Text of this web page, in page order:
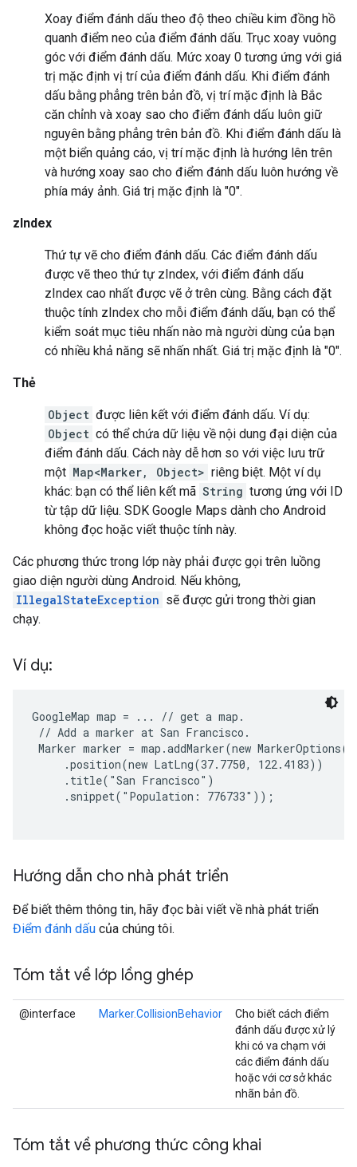
Xoay điểm đánh dấu theo độ theo chiều kim đồng hồ
quanh điểm neo của điểm đánh dấu. Trục xoay vuông
góc với điểm đánh dấu. Mức xoay 0 tương ứng với giá
trị mặc định vị trí của điểm đánh dấu. Khi điểm đánh
dấu bằng phẳng trên bản đồ, vị trí mặc định là Bắc
căn chỉnh và xoay sao cho điểm đánh dấu luôn giữ
nguyên bằng phẳng trên bản đồ. Khi điểm đánh dấu là
một biển quảng cáo, vị trí mặc định là hướng lên trên
và hướng xoay sao cho điểm đánh dấu luôn hướng về
phía máy ảnh. Giá trị mặc định là "0".
zIndex
Thứ tự vẽ cho điểm đánh dấu. Các điểm đánh dấu
được vẽ theo thứ tự zIndex, với điểm đánh dấu
zIndex cao nhất được vẽ ở trên cùng. Bằng cách đặt
thuộc tính zIndex cho mỗi điểm đánh dấu, bạn có thể
kiểm soát mục tiêu nhấn nào mà người dùng của bạn
có nhiều khả năng sẽ nhấn nhất. Giá trị mặc định là "0".
Thẻ
Object được liên kết với điểm đánh dấu. Ví dụ:
Object có thể chứa dữ liệu về nội dung đại diện của
điểm đánh dấu. Cách này dễ hơn so với việc lưu trữ
một Map<Marker, Object> riêng biệt. Một ví dụ
khác: bạn có thể liên kết mã String tương ứng với ID
từ tập dữ liệu. SDK Google Maps dành cho Android
không đọc hoặc viết thuộc tính này.
Các phương thức trong lớp này phải được gọi trên luồng
giao diện người dùng Android. Nếu không,
IllegalStateException sẽ được gửi trong thời gian
chạy.
Ví dụ:
GoogleMap map = ... // get a map.
// Add a marker at San Francisco.
Marker marker = map.addMarker(new MarkerOptions()
     .position(new LatLng(37.7750, 122.4183))
     .title("San Francisco")
     .snippet("Population: 776733"));
Hướng dẫn cho nhà phát triển
Để biết thêm thông tin, hãy đọc bài viết về nhà phát triển
Điểm đánh dấu của chúng tôi.
Tóm tắt về lớp lồng ghép
@interface Marker.CollisionBehavior
Cho biết cách điểm
đánh dấu được xử lý
khi có va chạm với
các điểm đánh dấu
hoặc với cơ sở khác
nhãn bản đồ.
Tóm tắt về phương thức công khai